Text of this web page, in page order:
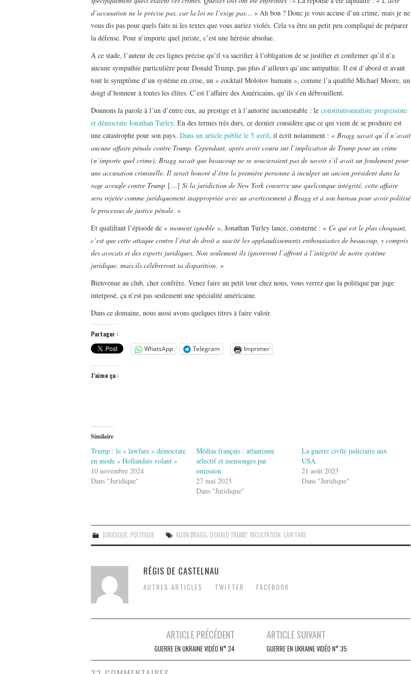
d’accusation ne le précise pas, car la loi ne l’exige pas… » Ah bon ? Donc je vous accuse d’un crime, mais je ne
vous dis pas pour quels faits ni les textes que vous auriez violés. Cela va être un petit peu compliqué de préparer
la défense. Pour n’importe quel juriste, c’est une hérésie absolue.
À ce stade, l’auteur de ces lignes précise qu’il va sacrifier à l’obligation de se justifier et confirmer qu’il n’a
aucune sympathie particulière pour Donald Trump, pas plus d’ailleurs qu’une antipathie. Il est d’abord et avant
tout le symptôme d’un système en crise, un « cocktail Molotov humain », comme l’a qualifié Michael Moore, un
doigt d’honneur à toutes les élites. C’est l’affaire des Américains, qu’ils s’en débrouillent.
Donnons la parole à l’un d’entre eux, au prestige et à l’autorité incontestable : le constitutionnaliste progressiste
et démocrate Jonathan Turley. En des termes très durs, ce dernier considère que ce qui vient de se produire est
une catastrophe pour son pays. Dans un article publié le 5 avril, il écrit notamment : « Bragg savait qu’il n’avait
aucune affaire pénale contre Trump. Cependant, après avoir couru sur l’implication de Trump pour un crime
(n’importe quel crime), Bragg savait que beaucoup ne se soucieraient pas de savoir s’il avait un fondement pour
une accusation criminelle. Il serait honoré d’être la première personne à inculper un ancien président dans la
rage aveugle contre Trump […] Si la juridiction de New York conserve une quelconque intégrité, cette affaire
sera rejetée comme juridiquement inappropriée avec un avertissement à Bragg et à son bureau pour avoir politisé
le processus de justice pénale. »
Et qualifiant l’épisode de « moment ignoble », Jonathan Turley lance, consterné : « Ce qui est le plus choquant,
c’est que cette attaque contre l’état de droit a suscité les applaudissements enthousiastes de beaucoup, y compris
des avocats et des experts juridiques. Non seulement ils ignoreront l’affront à l’intégrité de notre système
juridique, mais ils célébreront sa disparition. »
Bienvenue au club, cher confrère. Venez faire un petit tour chez nous, vous verrez que la politique par juge
interposé, ça n’est pas seulement une spécialité américaine.
Dans ce domaine, nous aussi avons quelques titres à faire valoir.
Partager :
WhatsApp
Telegram Imprimer
J’aime ça :
Similaire
Trump : le « lawfare » démocrate
en mode « Hollandais volant »
10 novembre 2024
Dans "Juridique"
Médias français : atlantisme
sélectif et mensonges par
omission
27 mai 2023
Dans "Juridique"
La guerre civile judiciaire aux
USA
21 août 2023
Dans "Juridique"
JURIDIQUE, POLITIQUE ALVIN BRAGG, DONALD TRUMP, INCULPATION, LAW FARE
RÉGIS DE CASTELNAU
AUTRES ARTICLES TWITTER FACEBOOK
ARTICLE PRÉCÉDENT
GUERRE EN UKRAINE VIDÉO N° 34
ARTICLE SUIVANT
GUERRE EN UKRAINE VIDÉO N° 35